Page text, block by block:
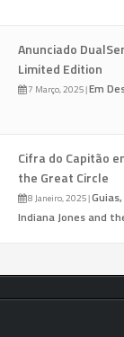
Anunciado
Limited Edition
7 Março, 2025|Em
Cifra do Capitão
the Great Circle
8 Janeiro, 2025|
Indiana Jones and